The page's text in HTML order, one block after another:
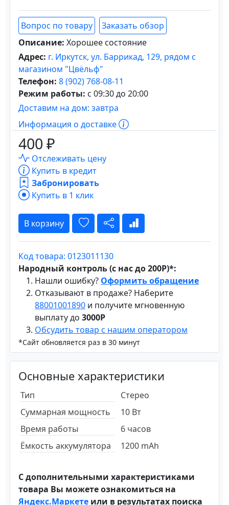
Вопрос по товару
Заказать обзор
Описание: Хорошее состояние
Адрес: г. Иркутск, ул. Баррикад, 129, рядом с
магазином "Цвёльф"
Телефон: 8 (902) 768-08-11
Режим работы: с 09:30 до 20:00
Доставим на дом: завтра
Информация о доставке
400 ₽
Отслеживать цену
Купить в кредит
Забронировать
Купить в 1 клик
В корзину
Код товара: 0123011130
Народный контроль (с нас до 200Р)*:
Нашли ошибку? Оформить обращение
Отказывают в продаже? Наберите
88001001890 и получите мгновенную
выплату до 3000Р
Обсудить товар с нашим оператором
*Сайт обновляется раз в 30 минут
Основные характеристики
Тип
Стерео
Суммарная мощность
10 Вт
Время работы
6 часов
Ёмкость аккумулятора
1200 mAh
С дополнительными характеристиками
товара Вы можете ознакомиться на
Яндекс.Маркете или в результатах поиска